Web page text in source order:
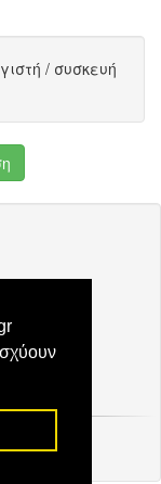
/ συσκευή